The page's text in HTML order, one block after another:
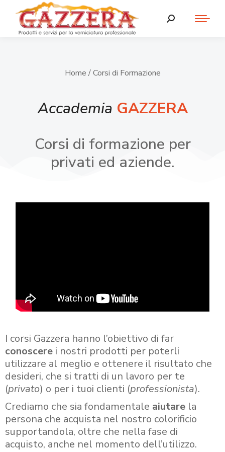
Home / Corsi di Formazione
Accademia GAZZERA
Corsi di formazione per
privati ed aziende.
I corsi Gazzera hanno l’obiettivo di far
conoscere i nostri prodotti per poterli
utilizzare al meglio e ottenere il risultato che
desideri, che si tratti di un lavoro per te
(privato) o per i tuoi clienti (professionista).
Crediamo che sia fondamentale aiutare la
persona che acquista nel nostro colorificio
supportandola, oltre che nella fase di
acquisto, anche nel momento dell’utilizzo.